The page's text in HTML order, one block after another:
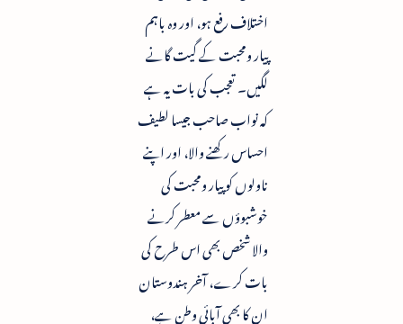
اختلاف رفع ہو، اور وہ باہم
پیار ومحبت کے گیت گانے
لگیں۔ تعجب کی بات یہ ہے
کہ نواب صاحب جیسا لطیف
احساس رکھنے والا، اور اپنے
ناولوں کو پیار ومحبت کی
خوشبوؤں سے معطر کرنے
والا شخص بھی اس طرح کی
بات کرے، آخر ہندوستان
ان کا بھی آبائی وطن ہے،